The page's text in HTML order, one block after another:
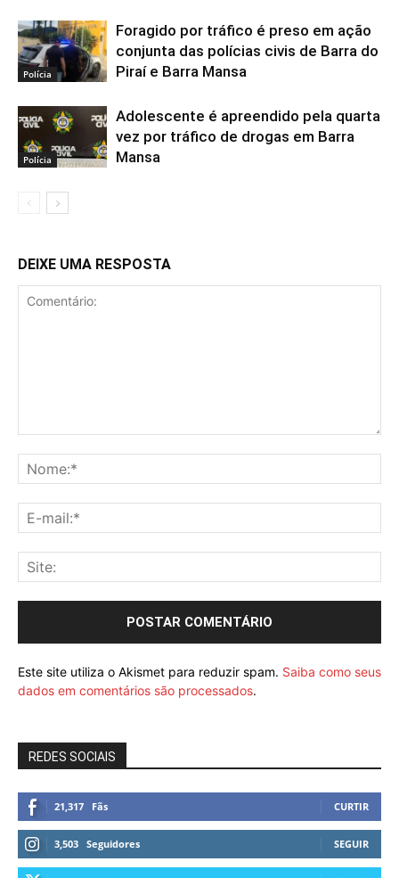
Polícia
Foragido por tráfico é preso em ação
conjunta das polícias civis de Barra do
Piraí e Barra Mansa
Polícia
Adolescente é apreendido pela quarta
vez por tráfico de drogas em Barra
Mansa
DEIXE UMA RESPOSTA
Este site utiliza o Akismet para reduzir spam. Saiba como seus
dados em comentários são processados.
REDES SOCIAIS
21,317 Fãs CURTIR
3,503 Seguidores SEGUIR